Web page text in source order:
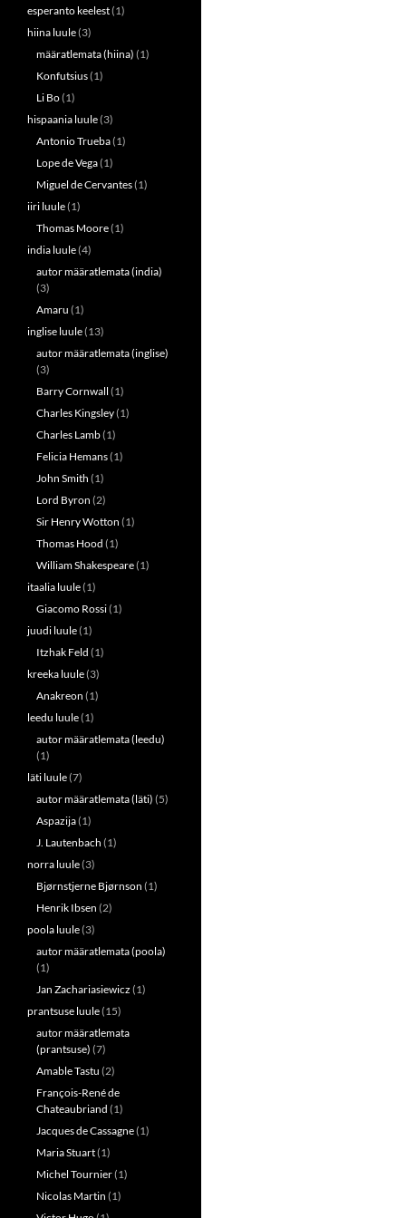
esperanto keelest(1)
hiina luule(3)
määratlemata (hiina) (1)
Konfutsius(1)
Li Bo(1)
hispaania luule(3)
Antonio Trueba(1)
Lope de Vega(1)
Miguel de Cervantes(1)
iiri luule(1)
Thomas Moore(1)
india luule(4)
autor määratlemata (india)
(3)
Amaru (1)
inglise luule(13)
autor määratlemata (inglise)
(3)
Barry Cornwall (1)
Charles Kingsley(1)
Charles Lamb(1)
Felicia Hemans(1)
John Smith (1)
Lord Byron (2)
Sir Henry Wotton (1)
Thomas Hood (1)
William Shakespeare(1)
itaalia luule(1)
Giacomo Rossi(1)
juudi luule(1)
Itzhak Feld (1)
kreeka luule(3)
Anakreon (1)
leedu luule(1)
autor määratlemata (leedu)
(1)
läti luule(7)
autor määratlemata (läti) (5)
Aspazija(1)
J. Lautenbach (1)
norra luule(3)
Bjørnstjerne Bjørnson (1)
Henrik Ibsen (2)
poola luule(3)
autor määratlemata (poola)
(1)
Jan Zachariasiewicz (1)
prantsuse luule(15)
autor määratlemata
(prantsuse) (7)
Amable Tastu (2)
François-René de
Chateaubriand (1)
Jacques de Cassagne(1)
Maria Stuart(1)
Michel Tournier(1)
Nicolas Martin (1)